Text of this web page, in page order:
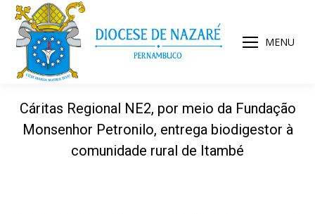
MENU
Cáritas Regional NE2, por meio da Fundação
Monsenhor Petronilo, entrega biodigestor à
comunidade rural de Itambé